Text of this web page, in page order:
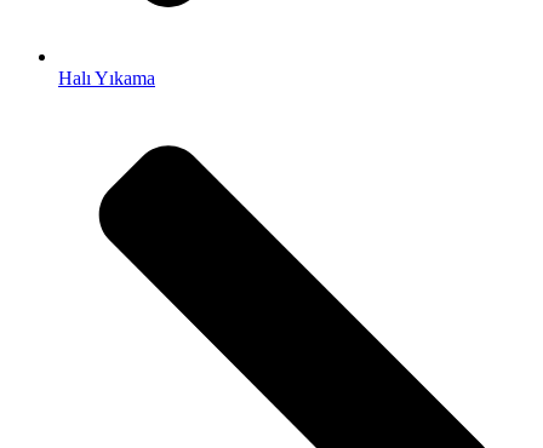
Halı Yıkama